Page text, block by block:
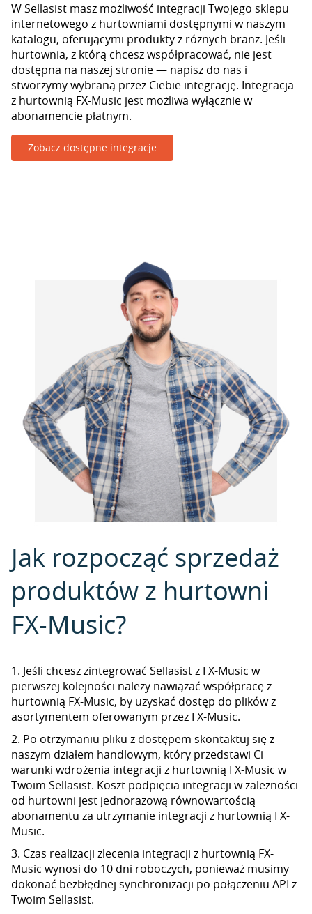
W Sellasist masz możliwość integracji Twojego sklepu
internetowego z hurtowniami dostępnymi w naszym
katalogu, oferującymi produkty z różnych branż. Jeśli
hurtownia, z którą chcesz współpracować, nie jest
dostępna na naszej stronie — napisz do nas i
stworzymy wybraną przez Ciebie integrację. Integracja
z hurtownią FX-Music jest możliwa wyłącznie w
abonamencie płatnym.
Zobacz dostępne integracje
Jak rozpocząć sprzedaż
produktów z hurtowni
FX-Music?
1. Jeśli chcesz zintegrować Sellasist z FX-Music w
pierwszej kolejności należy nawiązać współpracę z
hurtownią FX-Music, by uzyskać dostęp do plików z
asortymentem oferowanym przez FX-Music.
2. Po otrzymaniu pliku z dostępem skontaktuj się z
naszym działem handlowym, który przedstawi Ci
warunki wdrożenia integracji z hurtownią FX-Music w
Twoim Sellasist. Koszt podpięcia integracji w zależności
od hurtowni jest jednorazową równowartością
abonamentu za utrzymanie integracji z hurtownią FX-
Music.
3. Czas realizacji zlecenia integracji z hurtownią FX-
Music wynosi do 10 dni roboczych, ponieważ musimy
dokonać bezbłędnej synchronizacji po połączeniu API z
Twoim Sellasist.